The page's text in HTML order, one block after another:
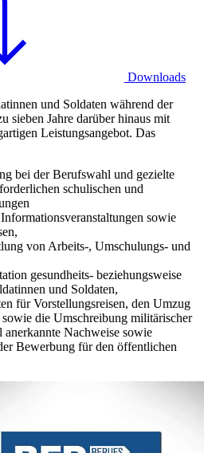
Downloads
und Soldaten während der
sieben Jahre darüber hinaus mit
Leistungsangebot. Das
bei der Berufswahl und gezielte
schulischen und
sowie
von Arbeits-, Umschulungs- und
gesundheits- beziehungsweise
und Soldaten,
für Vorstellungsreisen, den Umzug
die Umschreibung militärischer
Nachweise sowie
Bewerbung für den öffentlichen